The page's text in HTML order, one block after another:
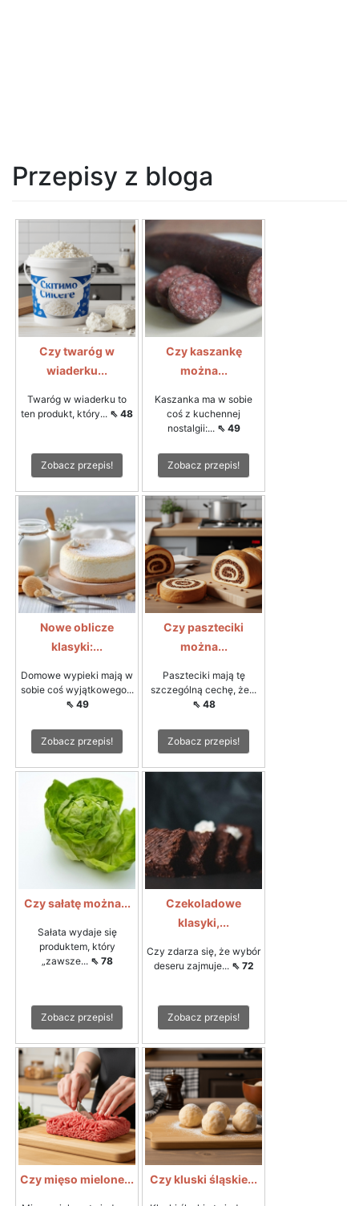
Przepisy z bloga
Czy twaróg w
wiaderku...
Twaróg w wiaderku to
ten produkt, który... ⇖ 48
Zobacz przepis!
Czy kaszankę
można...
Kaszanka ma w sobie
coś z kuchennej
nostalgii:... ⇖ 49
Zobacz przepis!
Nowe oblicze
klasyki:...
Domowe wypieki mają w
sobie coś wyjątkowego...
⇖ 49
Zobacz przepis!
Czy paszteciki
można...
Paszteciki mają tę
szczególną cechę, że...
⇖ 48
Zobacz przepis!
Czy sałatę można...
Sałata wydaje się
produktem, który
„zawsze... ⇖ 78
Zobacz przepis!
Czekoladowe
klasyki,...
Czy zdarza się, że wybór
deseru zajmuje... ⇖ 72
Zobacz przepis!
Czy mięso mielone... Czy kluski śląskie...